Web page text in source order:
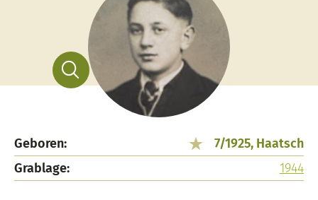
Geboren:
7/1925, Haatsch
Grablage:
1944